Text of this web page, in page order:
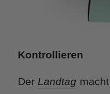
Kontrollieren
Der Landtag macht